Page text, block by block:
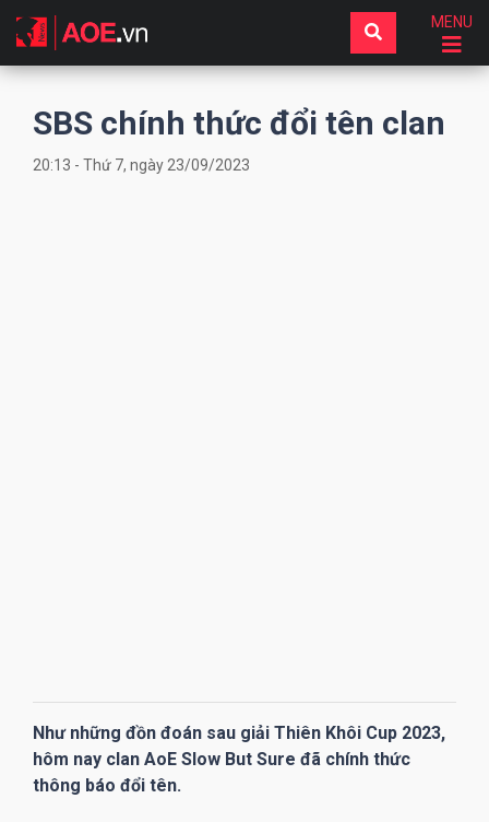
MENU
SBS chính thức đổi tên clan
20:13 - Thứ 7, ngày 23/09/2023
Như những đồn đoán sau giải Thiên Khôi Cup 2023,
hôm nay clan AoE Slow But Sure đã chính thức
thông báo đổi tên.